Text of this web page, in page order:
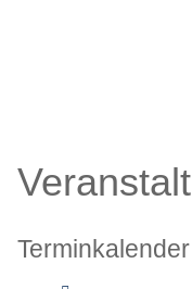
Terminkalender